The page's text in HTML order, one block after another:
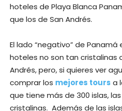
hoteles de Playa Blanca
que los de San Andrés.
El lado “negativo” de
hoteles no son tan cristalinas
Andrés, pero, si quieres ver
comprar los mejores tours a
que tiene más de 300 islas,
cristalinas. Además de las